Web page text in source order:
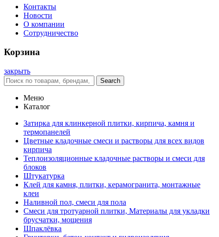
Контакты
Новости
О компании
Сотрудничество
Корзина
закрыть
Search
Меню
Каталог
Затирка для клинкерной плитки, кирпича, камня и
термопанелей
Цветные кладочные смеси и растворы для всех видов
кирпича
Теплоизоляционные кладочные растворы и смеси для
блоков
Штукатурка
Клей для камня, плитки, керамогранита, монтажные
клеи
Наливной пол, смеси для пола
Смеси для тротуарной плитки, Материалы для укладки
брусчатки, мощения
Шпаклёвка